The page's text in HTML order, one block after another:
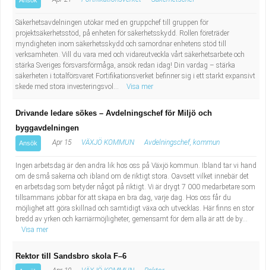
Säkerhetsavdelningen utökar med en gruppchef till gruppen för
projektsäkerhetsstöd, på enheten för säkerhetsskydd. Rollen företräder
myndigheten inom säkerhetsskydd och samordnar enhetens stöd till
verksamheten. Vill du vara med och vidareutveckla vårt säkerhetsarbete och
stärka Sveriges försvarsförmåga, ansök redan idag! Din vardag – stärka
säkerheten i totalförsvaret Fortifikationsverket befinner sig i ett starkt expansivt
skede med stora investeringsvol...
Visa mer
Drivande ledare sökes – Avdelningschef för Miljö och
byggavdelningen
Ansök Apr 15 VÄXJÖ KOMMUN Avdelningschef, kommun
Ingen arbetsdag är den andra lik hos oss på Växjö kommun. Ibland tar vi hand
om de små sakerna och ibland om de riktigt stora. Oavsett vilket innebär det
en arbetsdag som betyder något på riktigt. Vi är drygt 7 000 medarbetare som
tillsammans jobbar för att skapa en bra dag, varje dag. Hos oss får du
möjlighet att göra skillnad och samtidigt växa och utvecklas. Här finns en stor
bredd av yrken och karriärmöjligheter, gemensamt för dem alla är att de by...
Visa mer
Rektor till Sandsbro skola F–6